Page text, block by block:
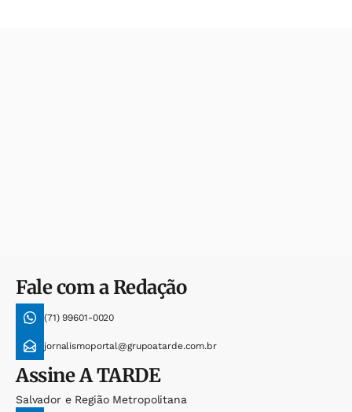
Fale com a Redação
(71) 99601-0020
jornalismoportal@grupoatarde.com.br
AssineA TARDE
Salvador e Região Metropolitana